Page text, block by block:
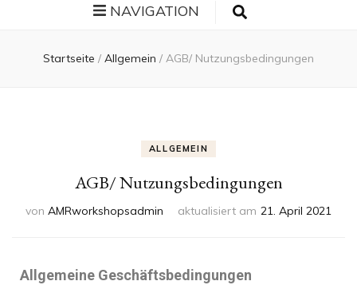
NAVIGATION
Startseite / Allgemein / AGB/ Nutzungsbedingungen
ALLGEMEIN
AGB/ Nutzungsbedingungen
von AMRworkshopsadmin aktualisiert am 21. April 2021
Allgemeine Geschäftsbedingungen